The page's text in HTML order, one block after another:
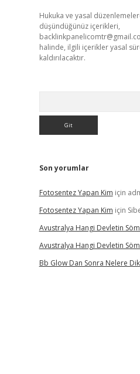
Hukuka ve yasal
düşündüğünüz içerikleri,
halinde, ilgili içerikler yasal
kaldırılacaktır.
Son yorumlar
Fotosentez Yapan Kim için
Fotosentez Yapan Kim için
Avustralya Hangi Devletin
Avustralya Hangi Devletin
Bb Glow Dan Sonra Nelere